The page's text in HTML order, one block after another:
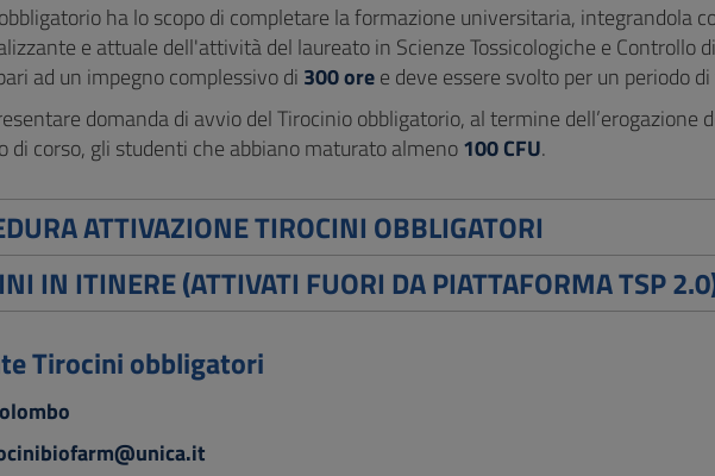
ha lo scopo di completare la formazione universitaria, integrandola
e attuale dell'attività del laureato in Scienze Tossicologiche e Controllo
ad un impegno complessivo di 300 oree deve essere svolto per un periodo
domanda di avvio del Tirocinio obbligatorio, al termine
di corso, gli studenti che abbiano maturato almeno100 CFU.
ATTIVAZIONE TIROCINI OBBLIGATORI
IN ITINERE (ATTIVATI FUORI DA PIATTAFORMA TSP
Tirocini obbligatori